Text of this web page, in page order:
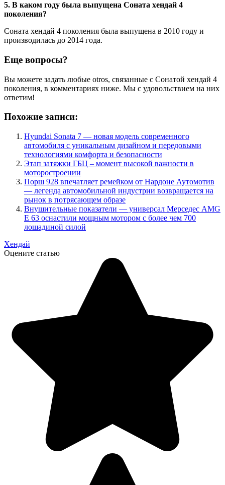
5. В каком году была выпущена Соната хендай 4
поколения?
Соната хендай 4 поколения была выпущена в 2010 году и
производилась до 2014 года.
Еще вопросы?
Вы можете задать любые otros, связанные с Сонатой хендай 4
поколения, в комментариях ниже. Мы с удовольствием на них
ответим!
Похожие записи:
Hyundai Sonata 7 — новая модель современного
автомобиля с уникальным дизайном и передовыми
технологиями комфорта и безопасности
Этап затяжки ГБЦ – момент высокой важности в
моторостроении
Порш 928 впечатляет ремейком от Нардоне Аутомотив
— легенда автомобильной индустрии возвращается на
рынок в потрясающем образе
Внушительные показатели — универсал Мерседес AMG
E 63 оснастили мощным мотором с более чем 700
лошадиной силой
Хендай
Оцените статью